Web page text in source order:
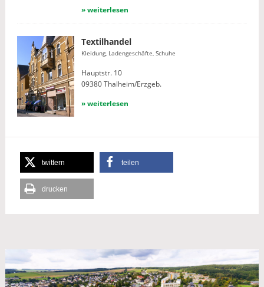
» weiterlesen
Textilhandel
Kleidung, Ladengeschäfte, Schuhe
Hauptstr. 10
09380 Thalheim/Erzgeb.
» weiterlesen
twittern teilen
drucken